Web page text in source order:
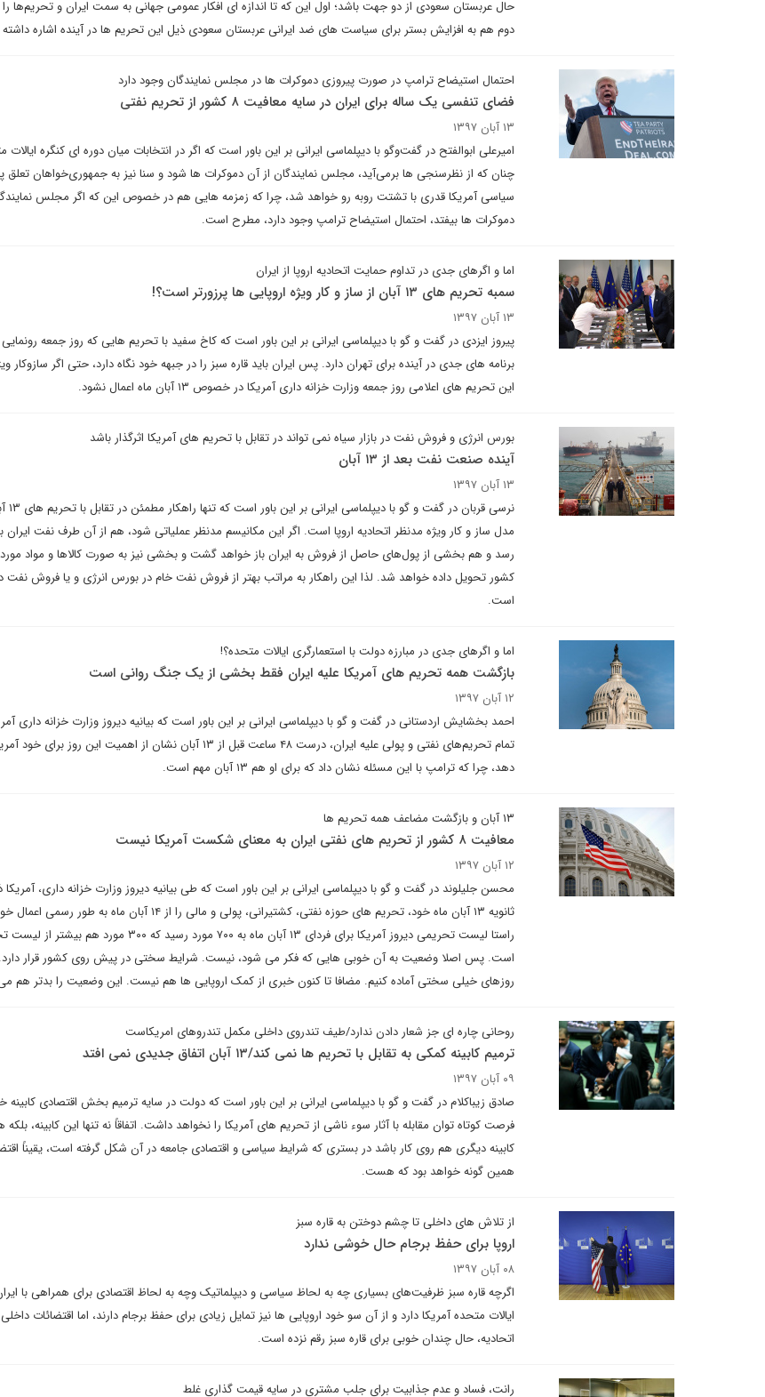
حال عربستان سعودی از دو جهت باشد؛ اول این که تا اندازه ای افکار عمومی جهانی به سمت ایران و تحریم‌ها
دوم هم به افزایش بستر برای سیاست های ضد ایرانی عربستان سعودی ذیل این تحریم ها در آینده اشاره
احتمال استیضاح ترامپ در صورت پیروزی دموکرات ها در مجلس نمایندگان وجود دارد
فضای تنفسی یک ساله برای ایران در سایه معافیت ۸ کشور از تحریم نفتی
۱۳ آبان ۱۳۹۷
امیرعلی ابوالفتح در گفت‌وگو با دیپلماسی ایرانی بر این باور است که اگر در انتخابات میان دوره ای کنگره ایالات
چنان که از نظرسنجی ها برمی‌آید، مجلس نمایندگان از آن دموکرات ها شود و سنا نیز به جمهوری‌خواهان تعلق
سیاسی آمریکا قدری با تشتت روبه رو خواهد شد، چرا که زمزمه هایی هم در خصوص این که اگر مجلس
دموکرات ها بیفتد، احتمال استیضاح ترامپ وجود دارد، مطرح است.
اما و اگرهای جدی در تداوم حمایت اتحادیه اروپا از ایران
سمبه تحریم های ۱۳ آبان از ساز و کار ویژه اروپایی ها پرزورتر است؟!
۱۳ آبان ۱۳۹۷
پیروز ایزدی در گفت و گو با دیپلماسی ایرانی بر این باور است که کاخ سفید با تحریم هایی که روز جمعه
برنامه های جدی در آینده برای تهران دارد. پس ایران باید قاره سبز را در جبهه خود نگاه دارد، حتی اگر سازوکار
این تحریم های اعلامی روز جمعه وزارت خزانه داری آمریکا در خصوص ۱۳ آبان ماه اعمال نشود.
بورس انرژی و فروش نفت در بازار سیاه نمی تواند در تقابل با تحریم های آمریکا اثرگذار باشد
آینده صنعت نفت بعد از ۱۳ آبان
۱۳ آبان ۱۳۹۷
نرسی
مدل ساز و کار ویژه مدنظر اتحادیه اروپا است. اگر این مکانیسم مدنظر عملیاتی شود، هم از آن طرف نفت
رسد و هم بخشی از پول‌های حاصل از فروش به ایران باز خواهد گشت و بخشی نیز به صورت کالاها و مواد مورد
کشور تحویل داده خواهد شد. لذا این راهکار به مراتب بهتر از فروش نفت خام در بورس انرژی و یا فروش نفت در
است.
اما و اگرهای جدی در مبارزه دولت با استعمارگری ایالات متحده؟!
بازگشت همه تحریم های آمریکا علیه ایران فقط بخشی از یک جنگ روانی است
۱۲ آبان ۱۳۹۷
احمد بخشایش اردستانی در گفت و گو با دیپلماسی ایرانی بر این باور است که بیانیه دیروز وزارت خزانه داری
تمام تحریم‌های نفتی و پولی علیه ایران، درست ۴۸ ساعت قبل از ۱۳ آبان نشان از اهمیت این
دهد، چرا که ترامپ با این مسئله نشان داد که برای او هم ۱۳ آبان مهم است.
۱۳ آبان و بازگشت مضاعف همه تحریم ها
معافیت ۸ کشور از تحریم های نفتی ایران به معنای شکست آمریکا نیست
۱۲ آبان ۱۳۹۷
محسن جلیلوند در گفت و گو با دیپلماسی ایرانی بر این باور است که طی بیانیه دیروز وزارت خزانه داری،
ثانویه ۱۳ آبان ماه خود، تحریم های حوزه نفتی، کشتیرانی، پولی و مالی را از ۱۴
راستا لیست تحریمی دیروز آمریکا برای فردای ۱۳ آبان ماه به ۷۰۰ مورد رسید که
است. پس اصلا وضعیت به آن خوبی هایی که فکر می شود، نیست. شرایط سختی در پیش روی کشور قرار دارد.
روزهای خیلی سختی آماده کنیم. مضافا تا کنون خبری از کمک اروپایی ها هم نیست. این وضعیت را بدتر هم
روحانی چاره ای جز شعار دادن ندارد/طیف تندروی داخلی مکمل تندروهای امریکاست
ترمیم کابینه کمکی به تقابل با تحریم ها نمی کند/۱۳ آبان اتفاق جدیدی نمی افتد
۰۹ آبان ۱۳۹۷
صادق زیباکلام در گفت و گو با دیپلماسی ایرانی بر این باور است که دولت در سایه ترمیم بخش اقتصادی کابینه
فرصت کوتاه توان مقابله با آثار سوء ناشی از تحریم های آمریکا را نخواهد داشت. اتفاقاً نه تنها این کابینه،
کابینه دیگری هم روی کار باشد در بستری که شرایط سیاسی و اقتصادی جامعه در آن شکل گرفته است، یقیناً
همین گونه خواهد بود که هست.
از تلاش های داخلی تا چشم دوختن به قاره سبز
اروپا برای حفظ برجام حال خوشی ندارد
۰۸ آبان ۱۳۹۷
اگرچه قاره سبز ظرفیت‌های بسیاری چه به لحاظ سیاسی و دیپلماتیک وچه به لحاظ اقتصادی برای همراهی با
ایالات متحده آمریکا دارد و از آن سو خود اروپایی ها نیز تمایل زیادی برای حفظ برجام دارند، اما اقتضائات
اتحادیه، حال چندان خوبی برای قاره سبز رقم نزده است.
رانت، فساد و عدم جذابیت برای جلب مشتری در سایه قیمت گذاری غلط